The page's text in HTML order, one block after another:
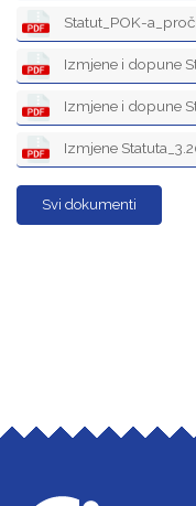
Statut_POK-
Izmjene i dopune
Izmjene i dopune
Izmjene
Svi dokumenti